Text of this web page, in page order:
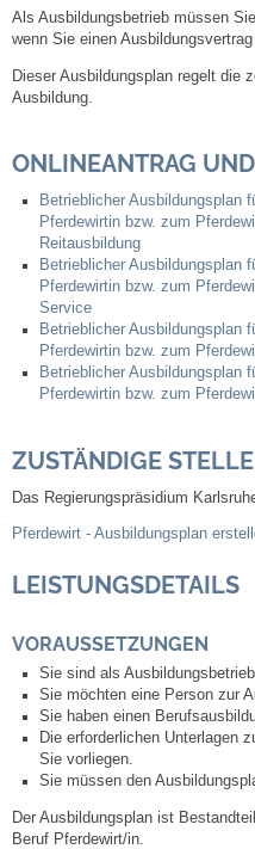
Steuern
Gebühren und Beiträge
Ortsrecht
Haushalt 2026
Trinkwasser - Härtebereich
Redaktionsstatut für das
Notdienste
Fahrplanauskünfte
Abfall-Infos
Ortsplan
Bildergalerie
Rund um den Wein
Schlepper / Traktor
Als Ausbildungsbetrieb müssen
wenn Sie einen
Dieser Ausbildungsplan regelt die
Ausbildung.
ONLINEANTRAG
Betrieblicher Ausbildungsplan
Pferdewirtin bzw. zum
Reitausbildung
Betrieblicher Ausbildungsplan
Pferdewirtin bzw. zum
Service
Betrieblicher Ausbildungsplan
Pferdewirtin bzw. zum
Betrieblicher Ausbildungsplan
Pferdewirtin bzw. zum
ZUSTÄNDIGE STELLE
Das Regierungspräsidium
Pferdewirt - Ausbildungsplan
LEISTUNGSDETAILS
VORAUSSETZUNGEN
Sie sind als
Sie möchten eine Person zur
Sie haben einen
Die erforderlichen Unterlagen
Sie vorliegen.
Sie müssen den
Der Ausbildungsplan ist
Beruf Pferdewirt/in.